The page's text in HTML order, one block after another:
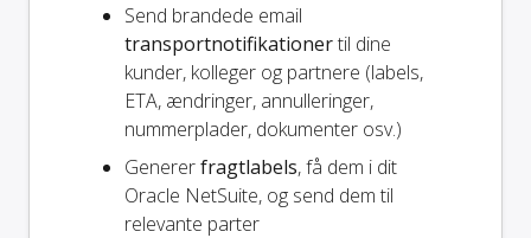
Send brandede email
transportnotifikationertil dine
kunder, kolleger og partnere (labels,
ETA, ændringer, annulleringer,
nummerplader, dokumenter osv.)
Genererfragtlabels, få dem i dit
Oracle NetSuite, og send dem til
relevante parter